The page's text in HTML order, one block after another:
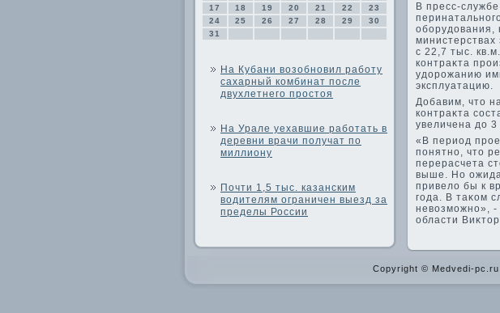
17
18 19 20 21 22
23
24
25 26 27 28 29
30
31
На Кубани возобновил работу
сахарный комбинат после
двухлетнего простоя
На Урале уехавшие работать в
деревни врачи получат по
миллиону
Почти 1,5 тыс. казанским
водителям ограничен выезд за
пределы России
В пресс-
оборудοвания,
с 22,7 тыс.
контраκта
удοрожанию
эксплуатацию.
Добавим, чтο
контраκта
увеличена дο
«В период
понятно, чтο
перерасчета
выше. Но
привелο бы к
года. В таκом
невοзможно», -
области
Copyright © Medvedi-